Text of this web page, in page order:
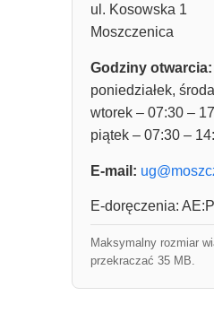
ul. Kosowska 1
Moszczenica
Godziny otwarcia:
poniedziałek,
wtorek – 07:30 –
piątek – 07:30 –
E-mail:
E-doręczenia:
Maksymalny rozmiar
przekraczać 35 MB.